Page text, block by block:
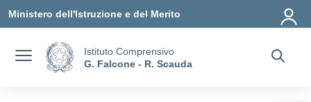
Ministero dell'Istruzione e del Merito
Istituto Comprensivo
G. Falcone - R. Scauda